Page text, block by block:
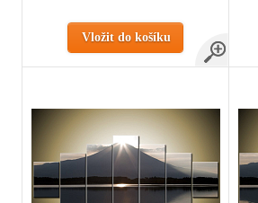
Vložit do košíku